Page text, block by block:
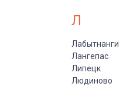
Л
Лабытнанги
Лангепас
Липецк
Людиново